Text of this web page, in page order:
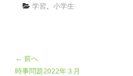
学習、 小学生
← 前へ
時事問題2022年３月